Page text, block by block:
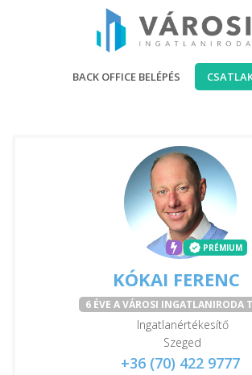
BACK OFFICE BELÉPÉS
PRÉMIUM
KÓKAI FERENC
6 ÉVE A VÁROSI INGATLANIRODA
Ingatlanértékesítő
Szeged
+36 (70) 422 9777